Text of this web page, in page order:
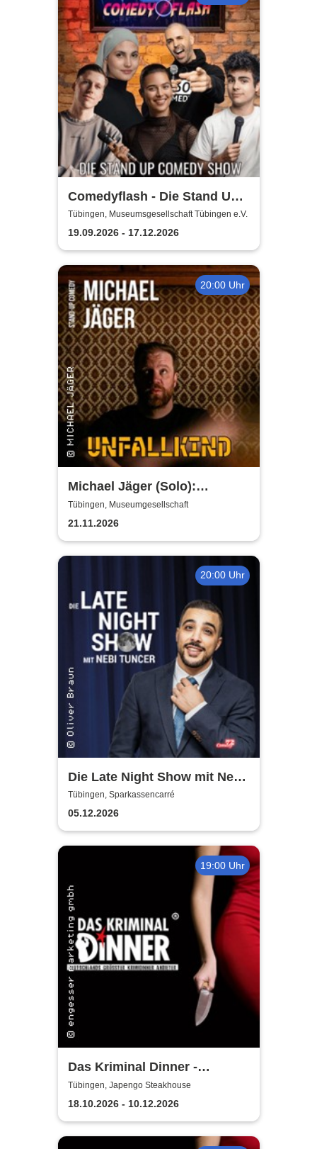
Comedyflash - Die Stand Up
Comedy Show
Tübingen, Museumsgesellschaft Tübingen e.V.
19.09.2026 - 17.12.2026
20:00 Uhr
Michael Jäger (Solo):
Unfallkind - die neue Stand-
up-Comedy Show
Tübingen, Museumgesellschaft
21.11.2026
20:00 Uhr
Die Late Night Show mit Nebi
Tuncer
Tübingen, Sparkassencarré
05.12.2026
19:00 Uhr
Das Kriminal Dinner -
Testament à la Carte
Tübingen, Japengo Steakhouse
18.10.2026 - 10.12.2026